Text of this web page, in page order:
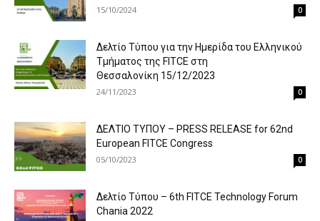
15/10/2024 0
Δελτίο Τύπου για την Ημερίδα του Ελληνικού
Τμήματος της FITCE στη
Θεσσαλονίκη 15/12/2023
24/11/2023 0
ΔΕΛΤΙΟ ΤΥΠΟΥ – PRESS RELEASE for 62nd
European FITCE Congress
05/10/2023 0
Δελτίο Τύπου – 6th FITCE Technology Forum
Chania 2022